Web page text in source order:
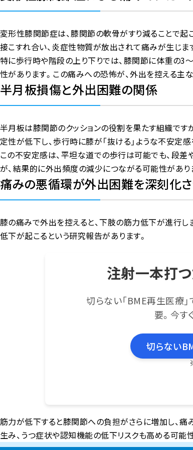
変形性膝関節症は、膝関節の軟骨がすり減ることで起
接こすれ合い、炎症性物質が放出されて痛みが生じま
特に歩行時や階段の上り下りでは、膝関節に体重の
性があります。この痛みへの恐怖が、外出を控える主な
半月板損傷と外出困難の関係
半月板は膝関節のクッションの役割を果たす組織です
定性が低下し、歩行時に膝が「抜ける」ような不安定感
この不安定感は、平坦な道での歩行は可能でも、段
が、結果的に外出頻度の減少につながる可能性があり
痛みの悪循環が外出困難を深刻化
膝の痛みで外出を控えると、下肢の筋力低下が進行
低下が起こるという研究報告があります。
注射一本打
切らない「BME再生医療
要。今す
切らない
筋力が低下すると膝関節への負担がさらに増加し、
生み、うつ症状や認知機能の低下リスクも高める可能